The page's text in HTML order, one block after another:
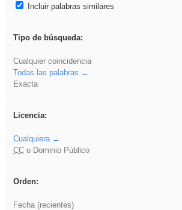
Incluir palabras similares
Tipo de búsqueda:
Cualquier coincidencia
Todas las palabras
Exacta
Licencia:
Cualquiera
CCo Dominio Público
Orden:
Fecha (recientes)